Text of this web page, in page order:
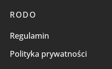
RODO
Regulamin
Polityka prywatności